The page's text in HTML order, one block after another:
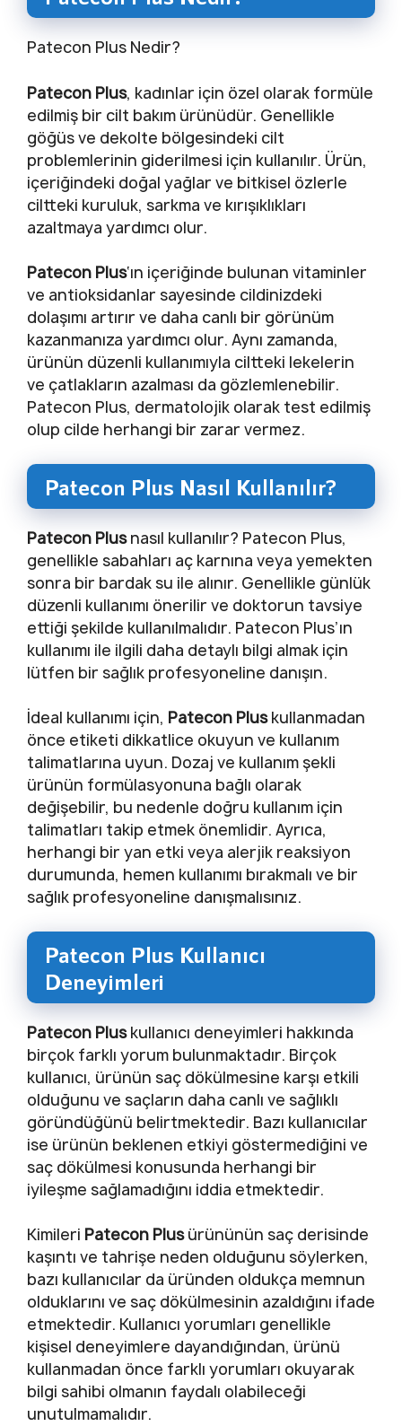
Patecon Plus Nedir?
Patecon Plus, kadınlar için özel olarak formüle
edilmiş bir cilt bakım ürünüdür. Genellikle
göğüs ve dekolte bölgesindeki cilt
problemlerinin giderilmesi için kullanılır. Ürün,
içeriğindeki doğal yağlar ve bitkisel özlerle
ciltteki kuruluk, sarkma ve kırışıklıkları
azaltmaya yardımcı olur.
Patecon Plus‘ın içeriğinde bulunan vitaminler
ve antioksidanlar sayesinde cildinizdeki
dolaşımı artırır ve daha canlı bir görünüm
kazanmanıza yardımcı olur. Aynı zamanda,
ürünün düzenli kullanımıyla ciltteki lekelerin
ve çatlakların azalması da gözlemlenebilir.
Patecon Plus, dermatolojik olarak test edilmiş
olup cilde herhangi bir zarar vermez.
Patecon Plus Nasıl Kullanılır?
Patecon Plusnasıl kullanılır? Patecon Plus,
genellikle sabahları aç karnına veya yemekten
sonra bir bardak su ile alınır. Genellikle günlük
düzenli kullanımı önerilir ve doktorun tavsiye
ettiği şekilde kullanılmalıdır. Patecon Plus’ın
kullanımı ile ilgili daha detaylı bilgi almak için
lütfen bir sağlık profesyoneline danışın.
İdeal kullanımı için, Patecon Pluskullanmadan
önce etiketi dikkatlice okuyun ve kullanım
talimatlarına uyun. Dozaj ve kullanım şekli
ürünün formülasyonuna bağlı olarak
değişebilir, bu nedenle doğru kullanım için
talimatları takip etmek önemlidir. Ayrıca,
herhangi bir yan etki veya alerjik reaksiyon
durumunda, hemen kullanımı bırakmalı ve bir
sağlık profesyoneline danışmalısınız.
Patecon Plus Kullanıcı
Deneyimleri
Patecon Pluskullanıcı deneyimleri hakkında
birçok farklı yorum bulunmaktadır. Birçok
kullanıcı, ürünün saç dökülmesine karşı etkili
olduğunu ve saçların daha canlı ve sağlıklı
göründüğünü belirtmektedir. Bazı kullanıcılar
ise ürünün beklenen etkiyi göstermediğini ve
saç dökülmesi konusunda herhangi bir
iyileşme sağlamadığını iddia etmektedir.
Kimileri Patecon Plusürününün saç derisinde
kaşıntı ve tahrişe neden olduğunu söylerken,
bazı kullanıcılar da üründen oldukça memnun
olduklarını ve saç dökülmesinin azaldığını ifade
etmektedir. Kullanıcı yorumları genellikle
kişisel deneyimlere dayandığından, ürünü
kullanmadan önce farklı yorumları okuyarak
bilgi sahibi olmanın faydalı olabileceği
unutulmamalıdır.